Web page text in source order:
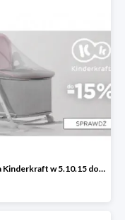
Marka Kinderkraft w 5.10.15 do -15%